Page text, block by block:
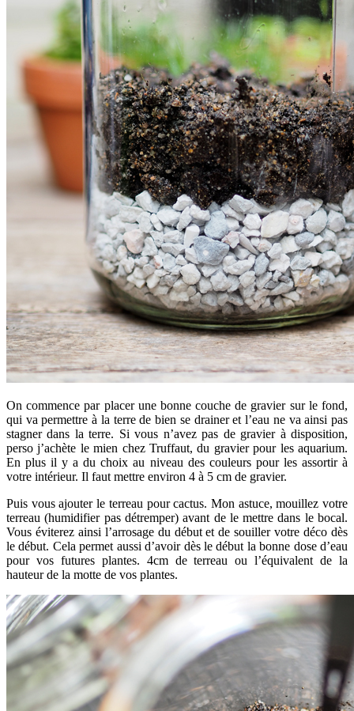
On commence par placer une bonne couche de gravier sur le fond,
qui va permettre à la terre de bien se drainer et l’eau ne va ainsi pas
stagner dans la terre. Si vous n’avez pas de gravier à disposition,
perso j’achète le mien chez Truffaut, du gravier pour les aquarium.
En plus il y a du choix au niveau des couleurs pour les assortir à
votre intérieur. Il faut mettre environ 4 à 5 cm de gravier.
Puis vous ajouter le terreau pour cactus. Mon astuce, mouillez votre
terreau (humidifier pas détremper) avant de le mettre dans le bocal.
Vous éviterez ainsi l’arrosage du début et de souiller votre déco dès
le début. Cela permet aussi d’avoir dès le début la bonne dose d’eau
pour vos futures plantes. 4cm de terreau ou l’équivalent de la
hauteur de la motte de vos plantes.